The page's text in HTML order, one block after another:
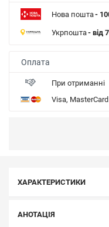
Нова пошта-
Укрпошта- від
Оплата
При отриманні
Visa, MasterCard
ХАРАКТЕРИСТИКИ
АНОТАЦІЯ